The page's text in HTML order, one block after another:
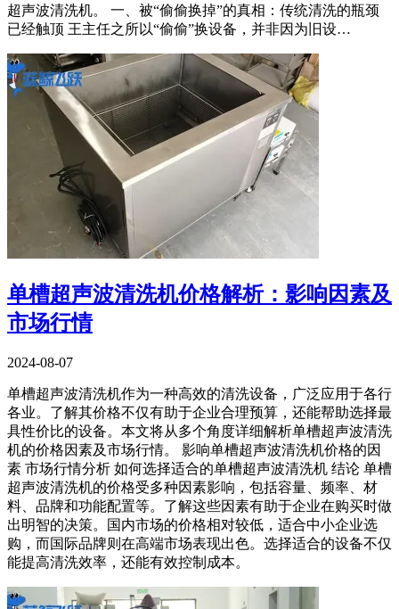
超声波清洗机。 一、被“偷偷换掉”的真相：传统清洗的瓶颈
已经触顶 王主任之所以“偷偷”换设备，并非因为旧设…
单槽超声波清洗机价格解析：影响因素及
市场行情
2024-08-07
单槽超声波清洗机作为一种高效的清洗设备，广泛应用于各行
各业。了解其价格不仅有助于企业合理预算，还能帮助选择最
具性价比的设备。本文将从多个角度详细解析单槽超声波清洗
机的价格因素及市场行情。 影响单槽超声波清洗机价格的因
素 市场行情分析 如何选择适合的单槽超声波清洗机 结论 单槽
超声波清洗机的价格受多种因素影响，包括容量、频率、材
料、品牌和功能配置等。了解这些因素有助于企业在购买时做
出明智的决策。国内市场的价格相对较低，适合中小企业选
购，而国际品牌则在高端市场表现出色。选择适合的设备不仅
能提高清洗效率，还能有效控制成本。